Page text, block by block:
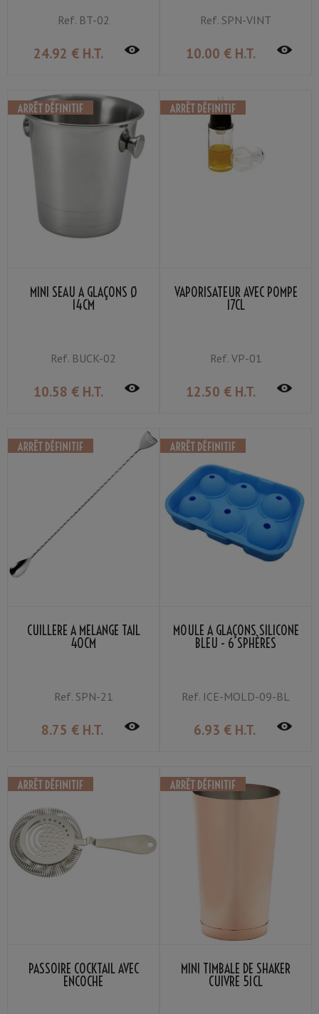
Ref.BT-02
24.92 € H.T.
Ref. SPN-VINT
10.00 € H.T.
MINI SEAU À GLAÇONS Ø
14CM
Ref. BUCK-02
10.58 € H.T.
VAPORISATEUR AVEC POMPE
17CL
Ref.VP-01
12.50 € H.T.
CUILLÈRE À MÉLANGE TAIL
40CM
Ref.SPN-21
8.75 € H.T.
MOULE À GLAÇONS SILICONE
BLEU - 6 SPHÈRES
Ref. ICE-MOLD-09-BL
6.93 € H.T.
PASSOIRE COCKTAIL AVEC
ENCOCHE
MINI TIMBALE DE SHAKER
CUIVRE 51CL